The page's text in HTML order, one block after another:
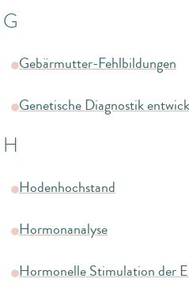
G
Gebärmutter-Fehlbildungen
Genetische Diagnostik
H
Hodenhochstand
Hormonanalyse
Hormonelle Stimulation der